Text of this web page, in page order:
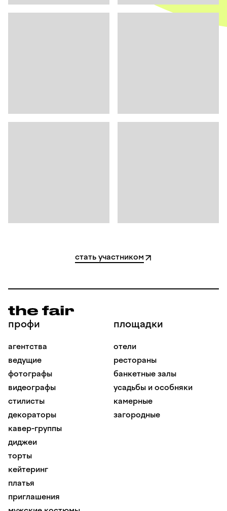
стать участником
профи
агентства
ведущие
фотографы
видеографы
стилисты
декораторы
кавер-группы
диджеи
торты
кейтеринг
платья
приглашения
площадки
отели
рестораны
банкетные залы
усадьбы и особняки
камерные
загородные